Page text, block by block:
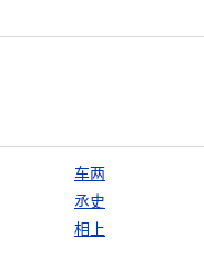
车两
丞史
相上